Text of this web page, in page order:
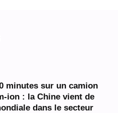
minutes sur un camion
ion : la Chine vient de
dans le secteur